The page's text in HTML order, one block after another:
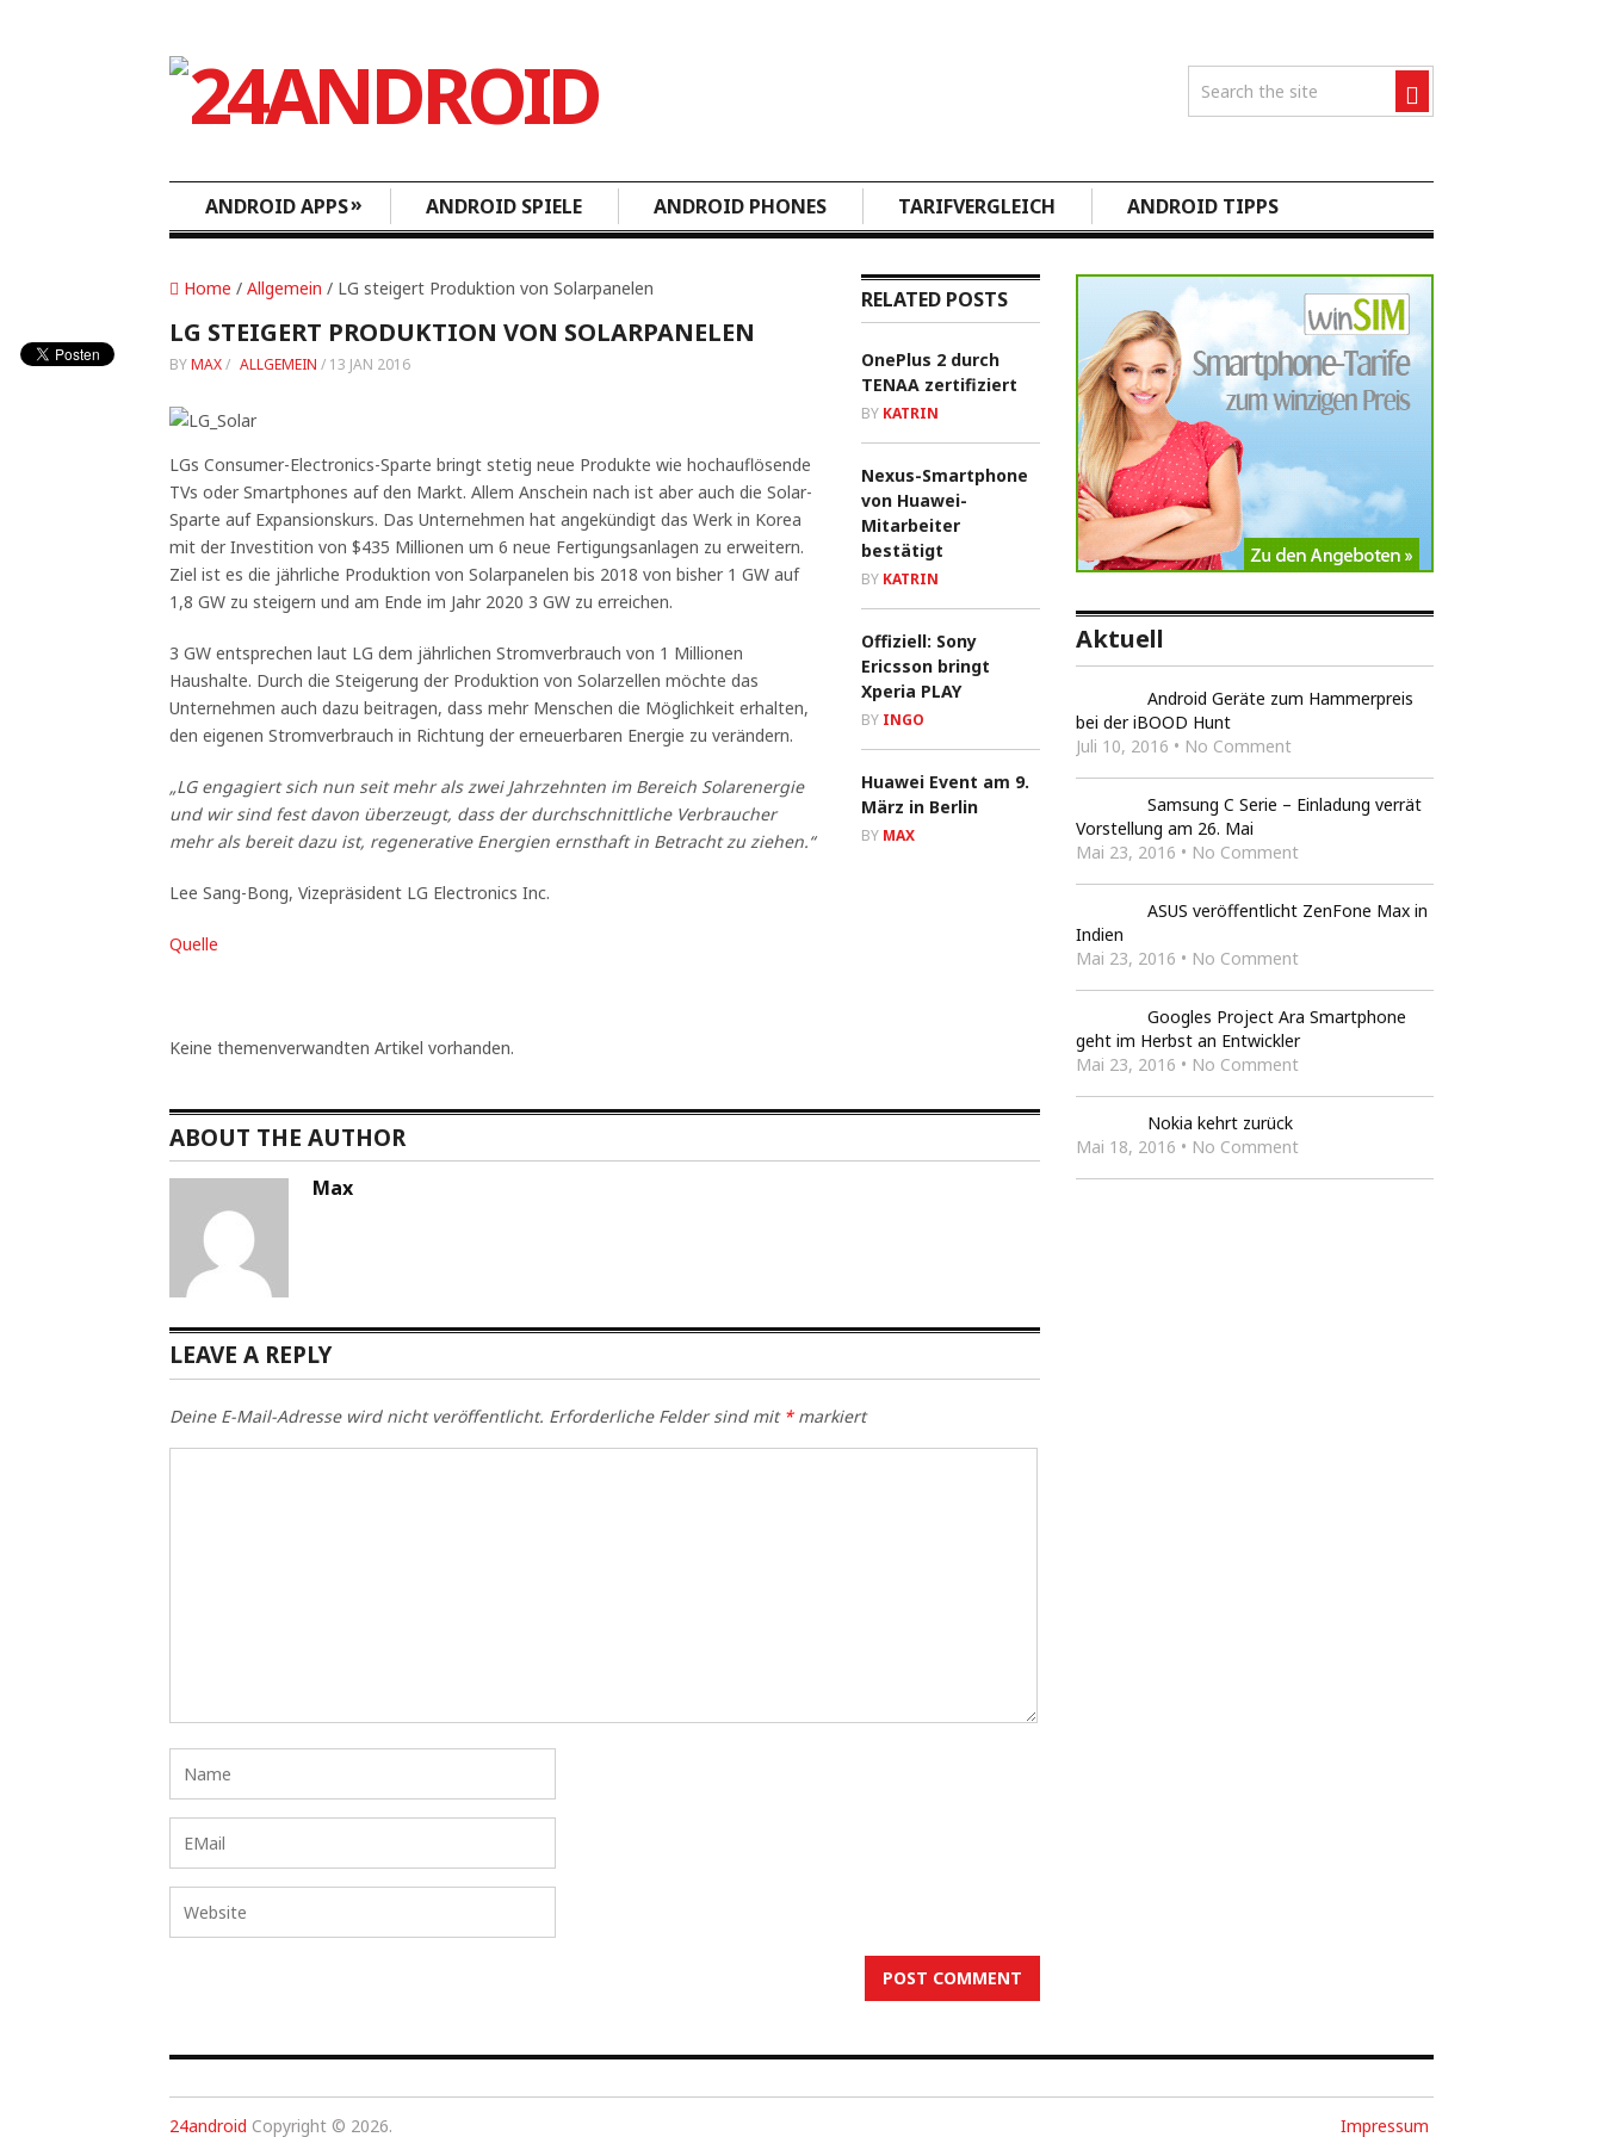
ANDROID APPS» ANDROID SPIELE ANDROID PHONES TARIFVERGLEICH ANDROID TIPPS
Home / Allgemein / LG steigert Produktion von Solarpanelen
LG STEIGERT PRODUKTION VON SOLARPANELEN
BYMAX/ ALLGEMEIN / 13 JAN 2016
LGs Consumer-Electronics-Sparte bringt stetig neue Produkte wie hochauflösende
TVs oder Smartphones auf den Markt. Allem Anschein nach ist aber auch die Solar-
Sparte auf Expansionskurs. Das Unternehmen hat angekündigt das Werk in Korea
mit der Investition von $435 Millionen um 6 neue Fertigungsanlagen zu erweitern.
Ziel ist es die jährliche Produktion von Solarpanelen bis 2018 von bisher 1 GW auf
1,8 GW zu steigern und am Ende im Jahr 2020 3 GW zu erreichen.
3 GW entsprechen laut LG dem jährlichen Stromverbrauch von 1 Millionen
Haushalte. Durch die Steigerung der Produktion von Solarzellen möchte das
Unternehmen auch dazu beitragen, dass mehr Menschen die Möglichkeit erhalten,
den eigenen Stromverbrauch in Richtung der erneuerbaren Energie zu verändern.
„LG engagiert sich nun seit mehr als zwei Jahrzehnten im Bereich Solarenergie
und wir sind fest davon überzeugt, dass der durchschnittliche Verbraucher
mehr als bereit dazu ist, regenerative Energien ernsthaft in Betracht zu ziehen.“
Lee Sang-Bong, Vizepräsident LG Electronics Inc.
Quelle
Keine themenverwandten Artikel vorhanden.
RELATED POSTS
OnePlus 2 durch
TENAA zertifiziert
BY KATRIN
Nexus-Smartphone
von Huawei-
Mitarbeiter
bestätigt
BY KATRIN
Offiziell: Sony
Ericsson bringt
Xperia PLAY
BY INGO
Huawei Event am 9.
März in Berlin
BY MAX
ABOUT THE AUTHOR
Max
LEAVE A REPLY
Deine E-Mail-Adresse wird nicht veröffentlicht. Erforderliche Felder sind mit *markiert
Aktuell
Android Geräte zum Hammerpreis
bei der iBOOD Hunt
Juli 10, 2016 • No Comment
Samsung C Serie – Einladung verrät
Vorstellung am 26. Mai
Mai 23, 2016 • No Comment
ASUS veröffentlicht ZenFone Max in
Indien
Mai 23, 2016 • No Comment
Googles Project Ara Smartphone
geht im Herbst an Entwickler
Mai 23, 2016 • No Comment
Nokia kehrt zurück
Mai 18, 2016 • No Comment
24android Copyright © 2026. Impressum